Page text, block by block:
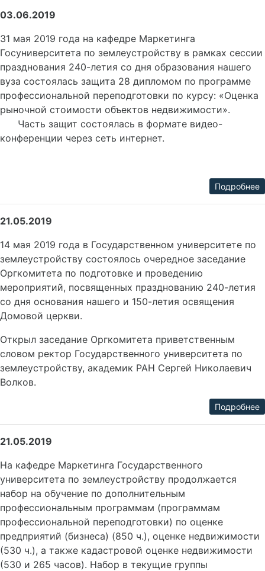
03.06.2019
31 мая 2019 года на кафедре Маркетинга
Госуниверситета по землеустройству в рамках сессии
празднования 240-летия со дня образования нашего
вуза состоялась защита 28 дипломом по программе
профессиональной переподготовки по курсу: «Оценка
рыночной стоимости объектов недвижимости».
Часть защит состоялась в формате видео-
конференции через сеть интернет.
Подробнее
21.05.2019
14 мая 2019 года в Государственном университете по
землеустройству состоялось очередное заседание
Оргкомитета по подготовке и проведению
мероприятий, посвященных празднованию 240-летия
со дня основания нашего и 150-летия освящения
Домовой церкви.
Открыл заседание Оргкомитета приветственным
словом ректор Государственного университета по
землеустройству, академик РАН Сергей Николаевич
Волков.
Подробнее
21.05.2019
На кафедре Маркетинга Государственного
университета по землеустройству продолжается
набор на обучение по дополнительным
профессиональным программам (программам
профессиональной переподготовки) по оценке
предприятий (бизнеса) (850 ч.), оценке недвижимости
(530 ч.), а также кадастровой оценке недвижимости
(530 и 265 часов). Набор в текущие группы